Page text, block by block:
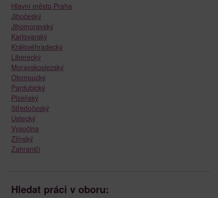
Hlavní město Praha
Jihočeský
Jihomoravský
Karlovarský
Královéhradecký
Liberecký
Moravskoslezský
Olomoucký
Pardubický
Plzeňský
Středočeský
Ústecký
Vysočina
Zlínský
Zahraničí
Hledat práci v oboru: